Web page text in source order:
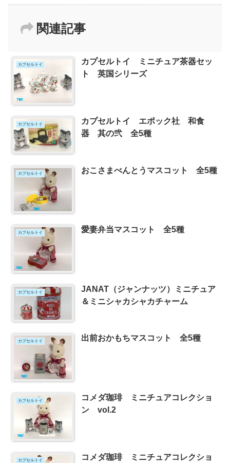
関連記事
カプセルトイ
カプセルトイ ミニチュア茶器セッ
ト 英国シリーズ
カプセルトイ
カプセルトイ エポック社 和食
器 其の弐 全5種
カプセルトイ おこさまべんとうマスコット 全5種
カプセルトイ 愛妻弁当マスコット 全5種
カプセルトイ
JANAT（ジャンナッツ）ミニチュア
＆ミニシャカシャカチャーム
カプセルトイ 出前おかもちマスコット 全5種
カプセルトイ
コメダ珈琲 ミニチュアコレクショ
ン vol.2
カプセルトイ
コメダ珈琲 ミニチュアコレクショ